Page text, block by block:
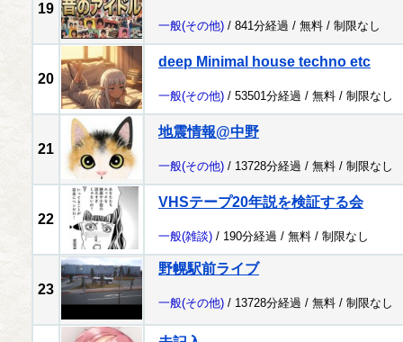
19
一般(その他) / 841分経過 / 無料 / 制限なし
20
deep Minimal house techno etc
一般(その他) / 53501分経過 / 無料 / 制限なし
21
地震情報@中野
一般(その他) / 13728分経過 / 無料 / 制限なし
22
VHSテープ20年説を検証する会
一般(雑談) / 190分経過 / 無料 / 制限なし
23
野幌駅前ライブ
一般(その他) / 13728分経過 / 無料 / 制限なし